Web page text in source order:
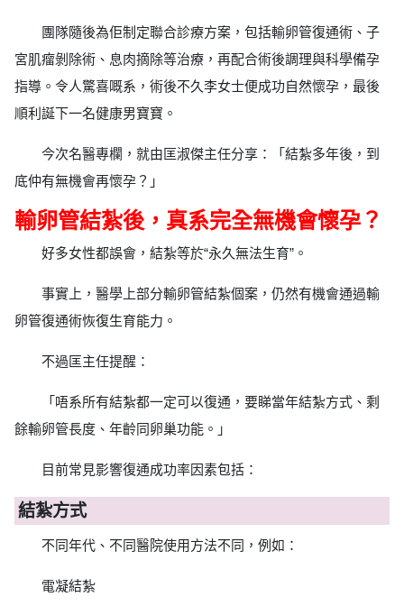
團隊隨後為佢制定聯合診療方案，包括輸卵管復通術、子
宮肌瘤剝除術、息肉摘除等治療，再配合術後調理與科學備孕
指導。令人驚喜嘅系，術後不久李女士便成功自然懷孕，最後
順利誕下一名健康男寶寶。
今次名醫專欄，就由匡淑傑主任分享：「結紮多年後，到
底仲有無機會再懷孕？」
輸卵管結紮後，真系完全無機會懷孕？
好多女性都誤會，結紮等於“永久無法生育”。
事實上，醫學上部分輸卵管結紮個案，仍然有機會通過輸
卵管復通術恢復生育能力。
不過匡主任提醒：
「唔系所有結紮都一定可以復通，要睇當年結紮方式、剩
餘輸卵管長度、年齡同卵巢功能。」
目前常見影響復通成功率因素包括：
結紮方式
不同年代、不同醫院使用方法不同，例如：
電凝結紮